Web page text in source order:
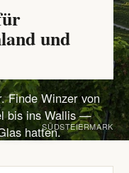
und
Finde Winzer von
bis ins Wallis —
hatten.SÜDSTEIERMARK